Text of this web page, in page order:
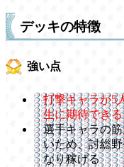
デッキの特徴
強い点
打撃キャラが5
生に期待できる
選手キャラの
いため、討総
なり稼げる